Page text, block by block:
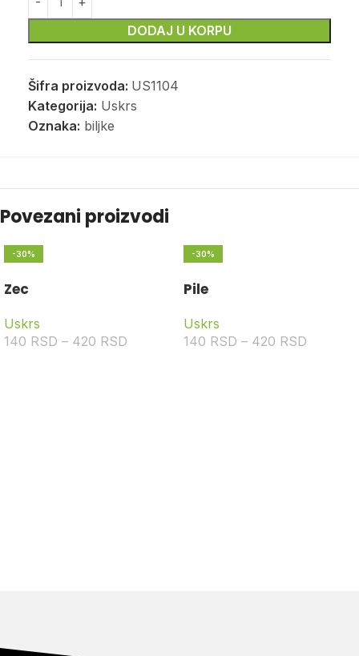
DODAJ U KORPU
Šifra proizvoda: US1104
Kategorija: Uskrs
Oznaka: biljke
Povezani proizvodi
-30%
Zec
Uskrs
140 RSD – 420 RSD
-30%
Pile
Uskrs
140 RSD – 420 RSD